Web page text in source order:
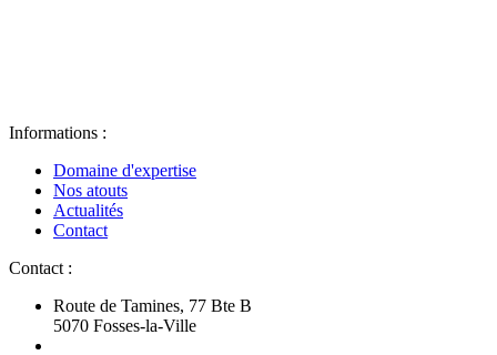
Informations :
Domaine d'expertise
Nos atouts
Actualités
Contact
Contact :
Route de Tamines, 77 Bte B
5070 Fosses-la-Ville